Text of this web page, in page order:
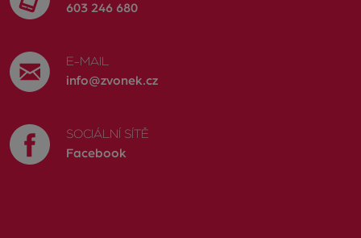
603 246 680
E-MAIL
info@zvonek.cz
SOCIÁLNÍ SÍTĚ
Facebook